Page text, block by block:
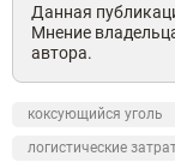
Данная
Мнение
автора.
коксующийся уголь
логистические